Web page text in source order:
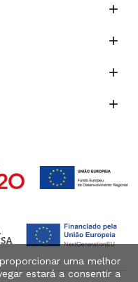




uma melhor
estará a consentir a